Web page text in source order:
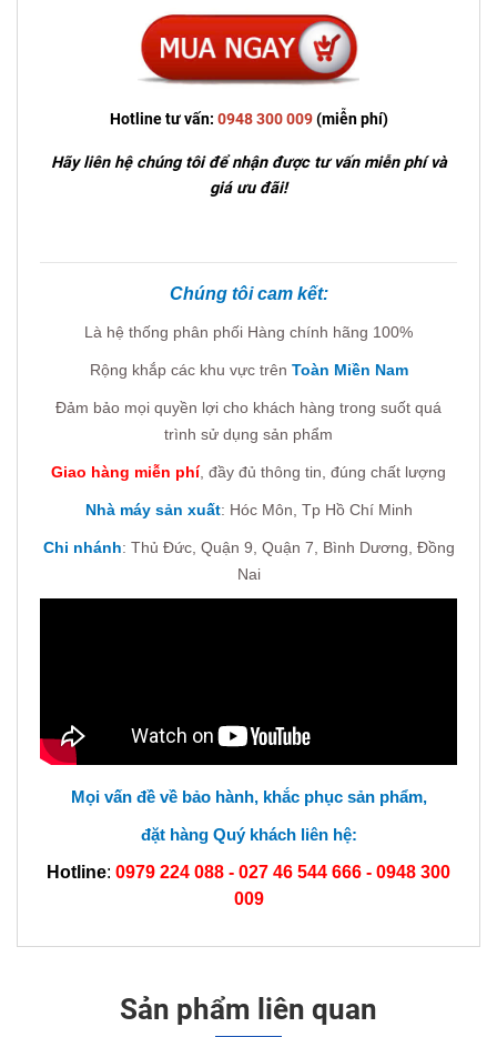
Hotline tư vấn: 0948 300 009(miễn phí)
Hãy liên hệ chúng tôi để nhận được tư vấn miễn phí và
giá ưu đãi!
Chúng tôi cam kết:
Là hệ thống phân phối Hàng chính hãng 100%
Rộng khắp các khu vực trên Toàn Miền Nam
Đảm bảo mọi quyền lợi cho khách hàng trong suốt quá
trình sử dụng sản phẩm
Giao hàng miễn phí, đầy đủ thông tin, đúng chất lượng
Nhà máy sản xuất: Hóc Môn, Tp Hồ Chí Minh
Chi nhánh: Thủ Đức, Quận 9, Quận 7, Bình Dương, Đồng
Nai
Mọi vấn đề về bảo hành, khắc phục sản phẩm,
đặt hàng Quý khách liên hệ:
Hotline: 0979 224 088 - 027 46 544 666 - 0948 300
009
Sản phẩm liên quan